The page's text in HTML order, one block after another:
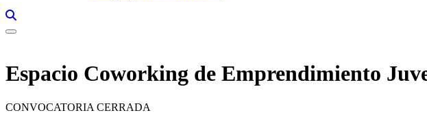
Espacio Coworking de Emprendimiento
CONVOCATORIA CERRADA